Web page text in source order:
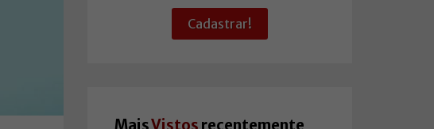
Cadastrar!